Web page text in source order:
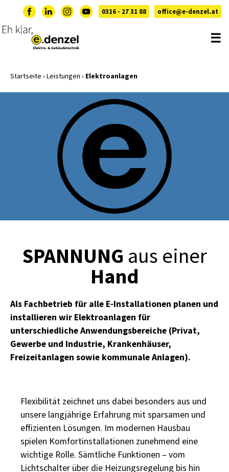
0316 - 27 31 88 office@e-denzel.at
☰
Startseite › Leistungen › Elektroanlagen
SPANNUNG aus einer
Hand
Als Fachbetrieb für alle E-Installationen planen und
installieren wir Elektroanlagen für
unterschiedliche Anwendungsbereiche (Privat,
Gewerbe und Industrie, Krankenhäuser,
Freizeitanlagen sowie kommunale Anlagen).
Flexibilität zeichnet uns dabei besonders aus und
unsere langjährige Erfahrung mit sparsamen und
effizienten Lösungen. Im modernen Hausbau
spielen Komfortinstallationen zunehmend eine
wichtige Rolle. Sämtliche Funktionen – vom
Lichtschalter über die Heizungsregelung bis hin